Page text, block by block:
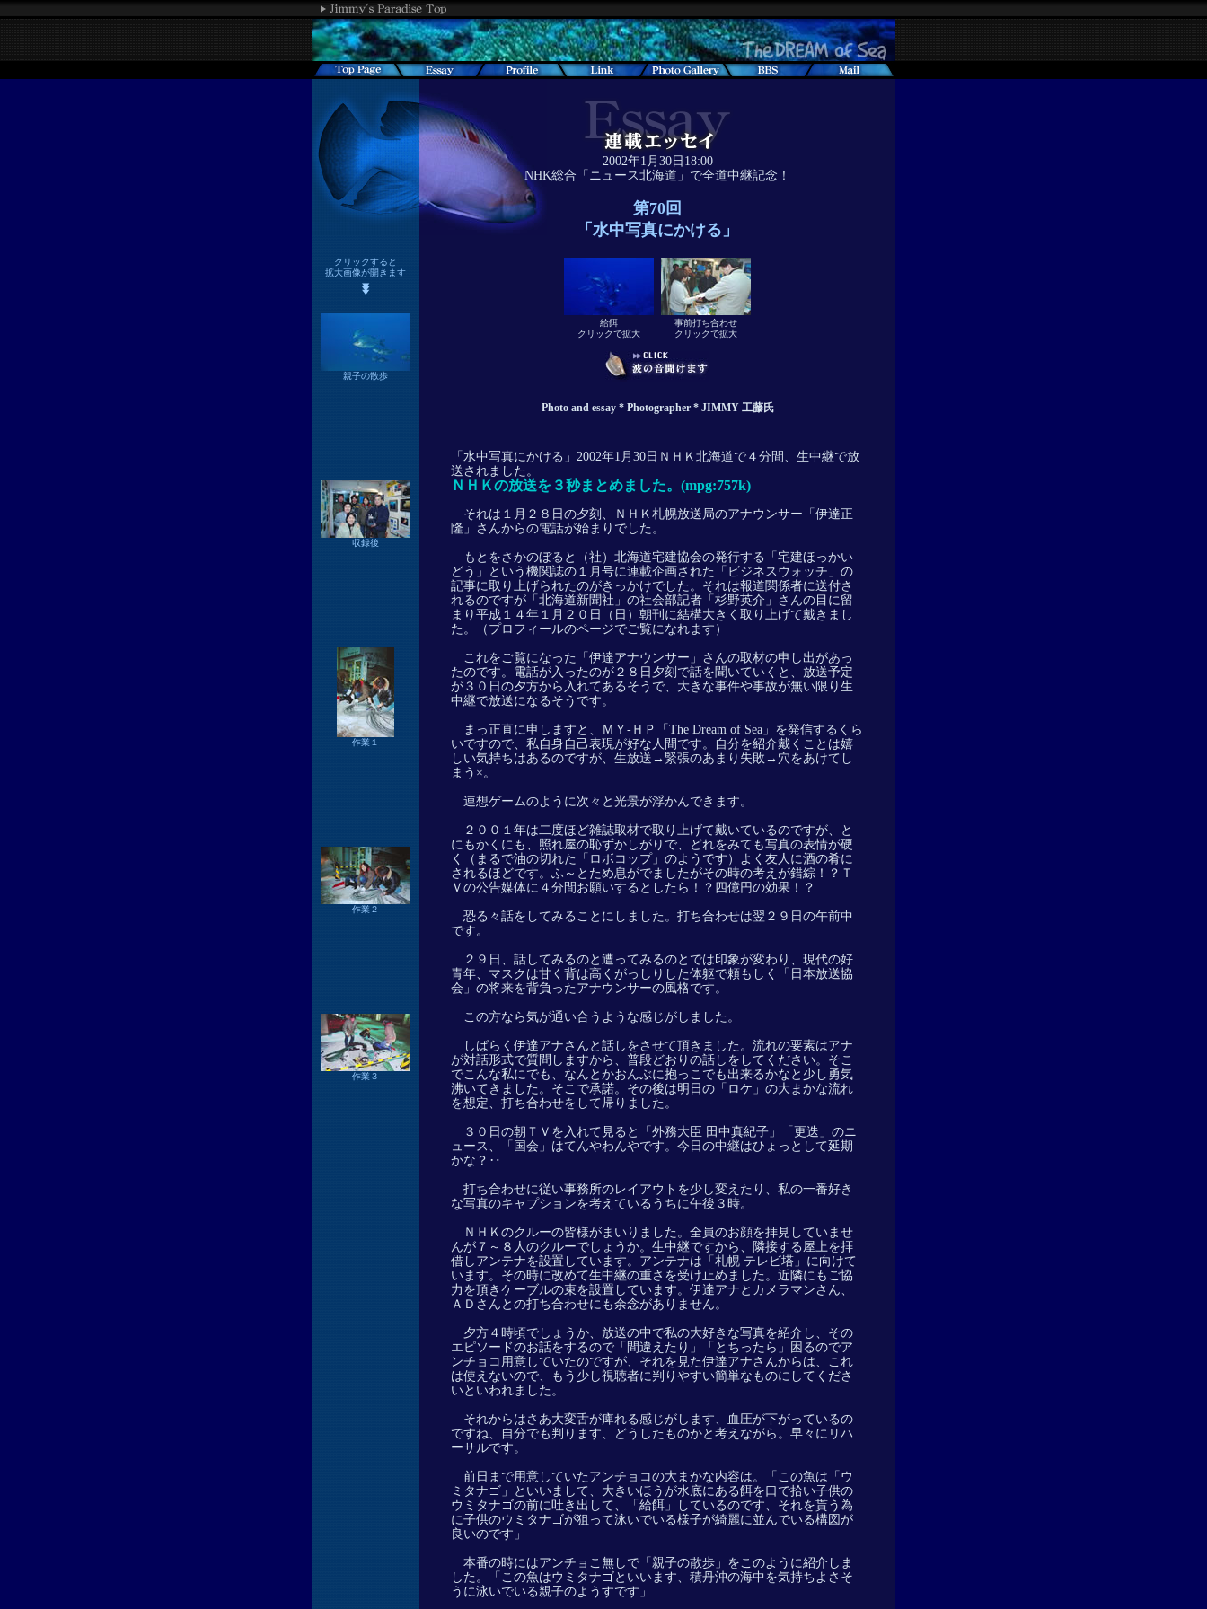
クリックすると
拡大画像が開きます
親子の散歩
収録後
作業１
作業２
作業３
2002年1月30日18:00
NHK総合「ニュース北海道」で全道中継記念！
第70回
「水中写真にかける」
給餌
クリックで拡大
事前打ち合わせ
クリックで拡大
Photo and essay * Photographer * JIMMY 工藤氏
「水中写真にかける」2002年1月30日ＮＨＫ北海道で４分間、生中継で放
送されました。
ＮＨＫの放送を３秒まとめました。(mpg:757k)
それは１月２８日の夕刻、ＮＨＫ札幌放送局のアナウンサー「伊達正
隆」さんからの電話が始まりでした。
もとをさかのぼると（社）北海道宅建協会の発行する「宅建ほっかい
どう」という機関誌の１月号に連載企画された「ビジネスウォッチ」の
記事に取り上げられたのがきっかけでした。それは報道関係者に送付さ
れるのですが「北海道新聞社」の社会部記者「杉野英介」さんの目に留
まり平成１４年１月２０日（日）朝刊に結構大きく取り上げて戴きまし
た。（プロフィールのページでご覧になれます）
これをご覧になった「伊達アナウンサー」さんの取材の申し出があっ
たのです。電話が入ったのが２８日夕刻で話を聞いていくと、放送予定
が３０日の夕方から入れてあるそうで、大きな事件や事故が無い限り生
中継で放送になるそうです。
まっ正直に申しますと、ＭＹ‐ＨＰ「The Dream of Sea」を発信するくら
いですので、私自身自己表現が好な人間です。自分を紹介戴くことは嬉
しい気持ちはあるのですが、生放送→緊張のあまり失敗→穴をあけてし
まう×。
連想ゲームのように次々と光景が浮かんできます。
２００１年は二度ほど雑誌取材で取り上げて戴いているのですが、と
にもかくにも、照れ屋の恥ずかしがりで、どれをみても写真の表情が硬
く（まるで油の切れた「ロボコップ」のようです）よく友人に酒の肴に
されるほどです。ふ～とため息がでましたがその時の考えが錯綜！？Ｔ
Ｖの公告媒体に４分間お願いするとしたら！？四億円の効果！？
恐る々話をしてみることにしました。打ち合わせは翌２９日の午前中
です。
２９日、話してみるのと遭ってみるのとでは印象が変わり、現代の好
青年、マスクは甘く背は高くがっしりした体躯で頼もしく「日本放送協
会」の将来を背負ったアナウンサーの風格です。
この方なら気が通い合うような感じがしました。
しばらく伊達アナさんと話しをさせて頂きました。流れの要素はアナ
が対話形式で質問しますから、普段どおりの話しをしてください。そこ
でこんな私にでも、なんとかおんぶに抱っこでも出来るかなと少し勇気
沸いてきました。そこで承諾。その後は明日の「ロケ」の大まかな流れ
を想定、打ち合わせをして帰りました。
３０日の朝ＴＶを入れて見ると「外務大臣 田中真紀子」「更迭」のニ
ュース、「国会」はてんやわんやです。今日の中継はひょっとして延期
かな？‥
打ち合わせに従い事務所のレイアウトを少し変えたり、私の一番好き
な写真のキャプションを考えているうちに午後３時。
ＮＨＫのクルーの皆様がまいりました。全員のお顔を拝見していませ
んが７～８人のクルーでしょうか。生中継ですから、隣接する屋上を拝
借しアンテナを設置しています。アンテナは「札幌 テレビ塔」に向けて
います。その時に改めて生中継の重さを受け止めました。近隣にもご協
力を頂きケーブルの束を設置しています。伊達アナとカメラマンさん、
ＡＤさんとの打ち合わせにも余念がありません。
夕方４時頃でしょうか、放送の中で私の大好きな写真を紹介し、その
エピソードのお話をするので「間違えたり」「とちったら」困るのでア
ンチョコ用意していたのですが、それを見た伊達アナさんからは、これ
は使えないので、もう少し視聴者に判りやすい簡単なものにしてくださ
いといわれました。
それからはさあ大変舌が痺れる感じがします、血圧が下がっているの
ですね、自分でも判ります、どうしたものかと考えながら。早々にリハ
ーサルです。
前日まで用意していたアンチョコの大まかな内容は。「この魚は「ウ
ミタナゴ」といいまして、大きいほうが水底にある餌を口で拾い子供の
ウミタナゴの前に吐き出して、「給餌」しているのです、それを貰う為
に子供のウミタナゴが狙って泳いでいる様子が綺麗に並んでいる構図が
良いのです」
本番の時にはアンチョこ無しで「親子の散歩」をこのように紹介しま
した。「この魚はウミタナゴといいます、積丹沖の海中を気持ちよさそ
うに泳いでいる親子のようすです」